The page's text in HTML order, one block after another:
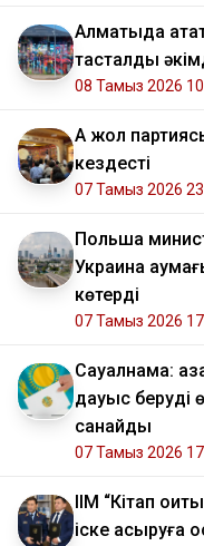
Алматыда
тасталды
08 Тамыз 2026
Ақ жол
кездесті
07 Тамыз 2026
Польша
Украина
көтерді
07 Тамыз 2026
Сауалнама:
дауыс беруді
санайды
07 Тамыз 2026
ІІМ “Кітап
іске асыруға